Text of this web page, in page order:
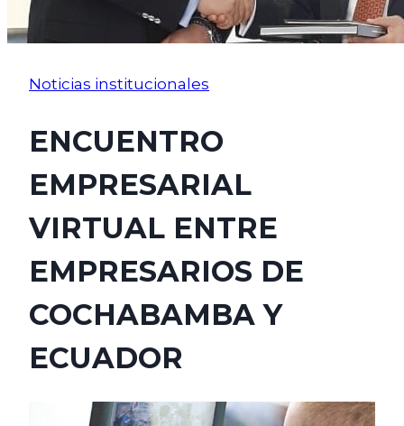
Noticias institucionales
ENCUENTRO
EMPRESARIAL
VIRTUAL ENTRE
EMPRESARIOS DE
COCHABAMBA Y
ECUADOR
enero 21, 2022enero 24, 2022